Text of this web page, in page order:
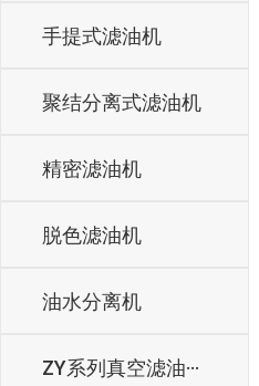
手提式滤油机
聚结分离式滤油机
精密滤油机
脱色滤油机
油水分离机
ZY系列真空滤油···